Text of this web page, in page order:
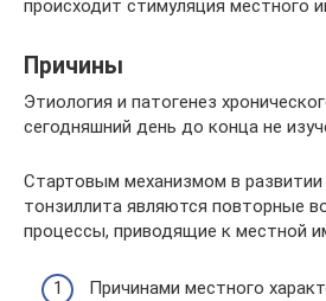
происходит стимуляция местного
Причины
Этиология и патогенез
сегодняшний день до конца не
Стартовым механизмом в развитии
тонзиллита являются повторные
процессы, приводящие к местной
Причинами местного